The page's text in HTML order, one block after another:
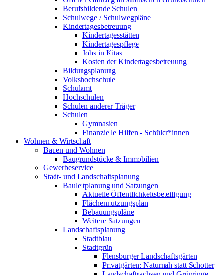
Berufsbildende Schulen
Schulwege / Schulwegpläne
Kindertagesbetreuung
Kindertagesstätten
Kindertagespflege
Jobs in Kitas
Kosten der Kindertagesbetreuung
Bildungsplanung
Volkshochschule
Schulamt
Hochschulen
Schulen anderer Träger
Schulen
Gymnasien
Finanzielle Hilfen - Schüler*innen
Wohnen & Wirtschaft
Bauen und Wohnen
Baugrundstücke & Immobilien
Gewerbeservice
Stadt- und Landschaftsplanung
Bauleitplanung und Satzungen
Aktuelle Öffentlichkeitsbeteiligung
Flächennutzungsplan
Bebauungspläne
Weitere Satzungen
Landschaftsplanung
Stadtblau
Stadtgrün
Flensburger Landschaftsgärten
Privatgärten: Naturnah statt Schotter